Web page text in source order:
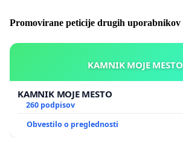
Promovirane peticije drugih uporabnikov
KAMNIK MOJE MESTO
KAMNIK MOJE MESTO
260 podpisov
Obvestilo o preglednosti